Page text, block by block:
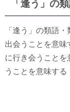
「逢う」の
「逢う」の類語
出会うことを意味
に行き会うことを
うことを意味する